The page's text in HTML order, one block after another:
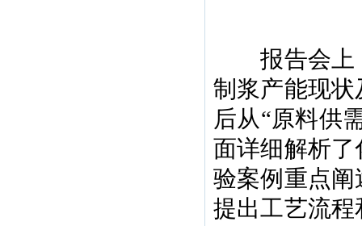
报告会上，
制浆产能现
后从“原料供
面详细解析
验案例重点
提出工艺流